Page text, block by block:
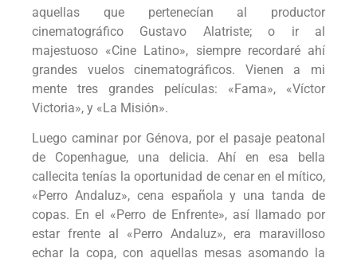
aquellas que pertenecían al productor
cinematográfico Gustavo Alatriste; o ir al
majestuoso «Cine Latino», siempre recordaré ahí
grandes vuelos cinematográficos. Vienen a mi
mente tres grandes películas: «Fama», «Víctor
Victoria», y «La Misión».
Luego caminar por Génova, por el pasaje peatonal
de Copenhague, una delicia. Ahí en esa bella
callecita tenías la oportunidad de cenar en el mítico,
«Perro Andaluz», cena española y una tanda de
copas. En el «Perro de Enfrente», así llamado por
estar frente al «Perro Andaluz», era maravilloso
echar la copa, con aquellas mesas asomando la